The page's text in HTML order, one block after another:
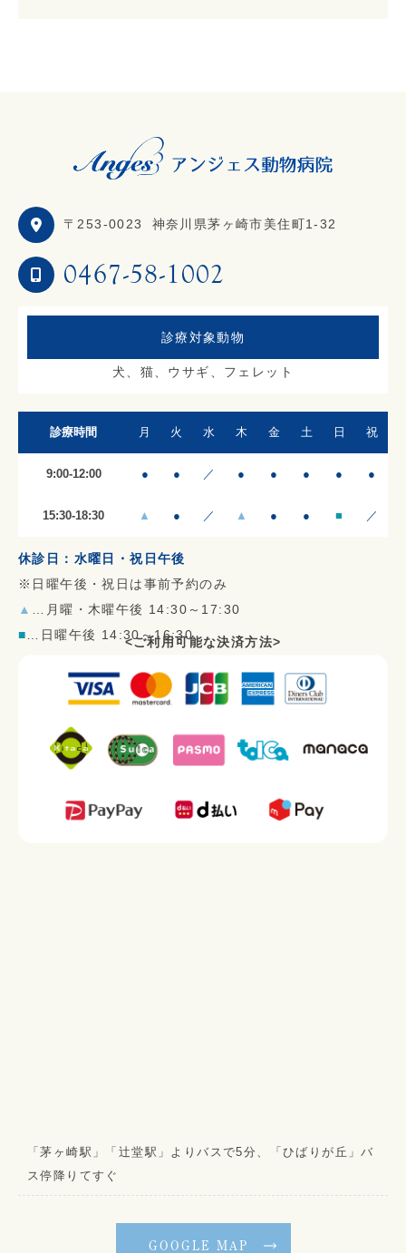
〒253-0023 神奈川県茅ヶ崎市美住町1-32
0467-58-1002
診療対象動物
犬、猫、ウサギ、フェレット
診療時間 月 火 水 木 金 土 日 祝
9:00-12:00 ● ● ／ ● ● ● ● ●
15:30-18:30 ▲ ● ／ ▲ ● ● ■ ／
休診日：水曜日・祝日午後
※日曜午後・祝日は事前予約のみ
▲
…月曜・木曜午後 14:30～17:30
■ …日曜午後 14:30～16:30<ご利用可能な決済方法>
「茅ヶ崎駅」「辻堂駅」よりバスで5分、「ひばりが丘」バ
ス停降りてすぐ
GOOGLE MAP